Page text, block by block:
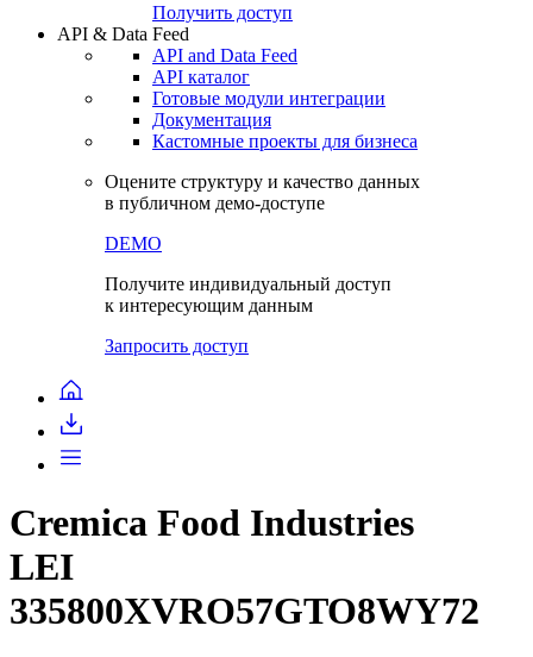
Получить доступ
API & Data Feed
API and Data Feed
API каталог
Готовые модули интеграции
Документация
Кастомные проекты для бизнеса
Оцените структуру и качество данных
в публичном демо-доступе
DEMO
Получите индивидуальный доступ
к интересующим данным
Запросить доступ
Cremica Food Industries
LEI
335800XVRO57GTO8WY72